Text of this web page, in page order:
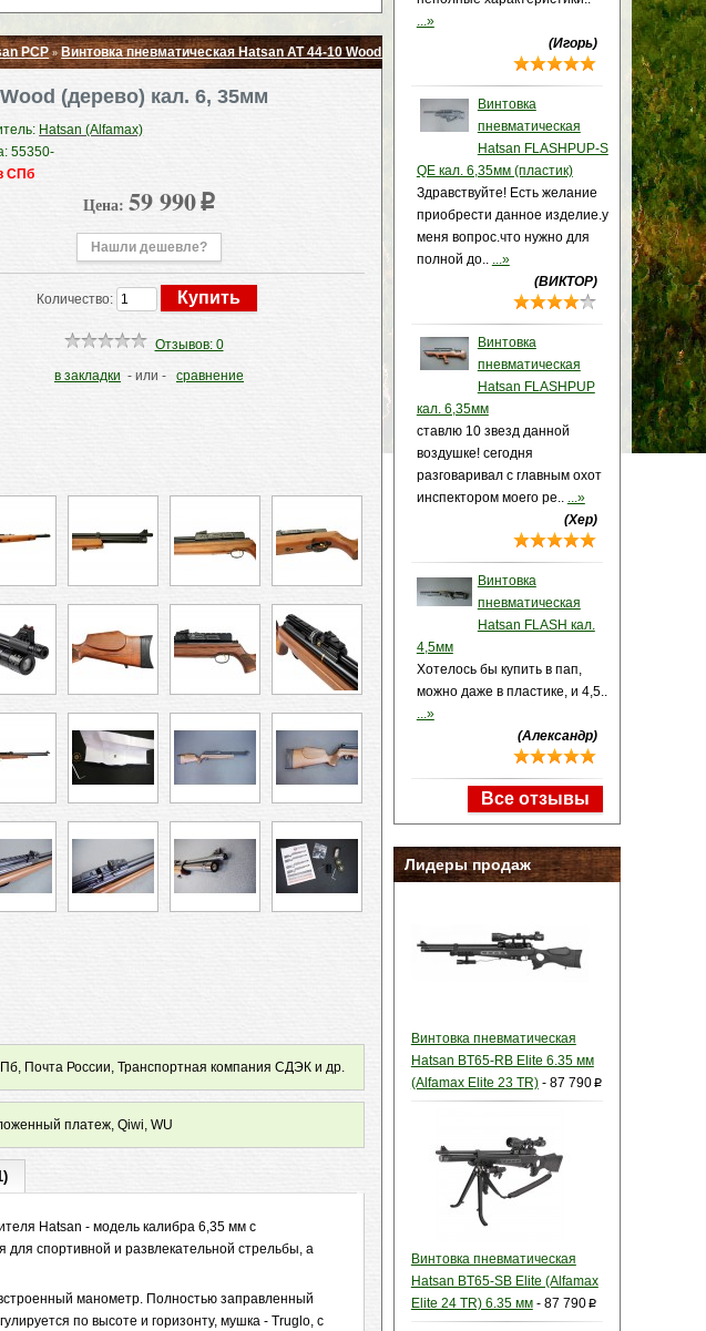
...»
(Игорь)
Винтовка
пневматическая
Hatsan FLASHPUP-S
QE кал. 6,35мм (пластик)
Здравствуйте! Есть желание
приобрести данное изделие.у
меня вопрос.что нужно для
полной до.. ...»
(ВИКТОР)
Винтовка
пневматическая
Hatsan FLASHPUP
кал. 6,35мм
ставлю 10 звезд данной
воздушке! сегодня
разговаривал с главным охот
инспектором моего ре.. ...»
(Хер)
Винтовка
пневматическая
Hatsan FLASH кал.
4,5мм
Хотелось бы купить в пап,
можно даже в пластике, и 4,5..
...»
(Александр)
Все отзывы
Лидеры продаж
Винтовка пневматическая
Hatsan BT65-RB Elite 6.35 мм
(Alfamax Elite 23 TR)- 87 790p
Винтовка пневматическая
Hatsan BT65-SB Elite (Alfamax
Elite 24 TR) 6.35 мм- 87 790p
▲
PСP»Винтовка пневматическая Hatsan AT 44-10 Wood (дерево) кал. 6,35мм
(дерево) кал. 6, 35мм
Hatsan (Alfamax)
55350-
СПб
Цена: 59 990 p
Нашли дешевле?
Количество:
Отзывов: 0
в закладки - или - сравнение
Почта России, Транспортная компания СДЭК и др.
платеж, Qiwi, WU
Hatsan - модель калибра 6,35 мм с
для спортивной и развлекательной стрельбы, а
манометр. Полностью заправленный
по высоте и горизонту, мушка - Truglo, с